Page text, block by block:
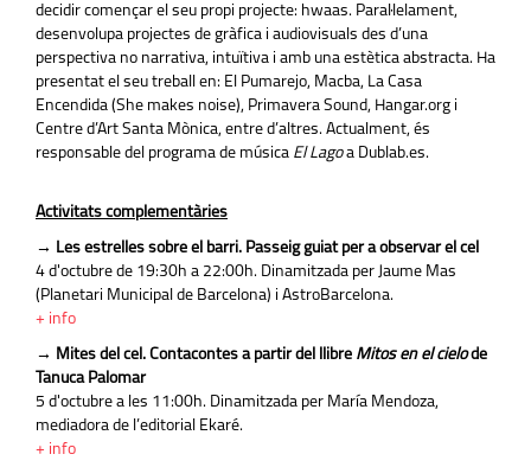
decidir començar el seu propi projecte: hwaas. Paral·lelament,
desenvolupa projectes de gràfica i audiovisuals des d’una
perspectiva no narrativa, intuïtiva i amb una estètica abstracta. Ha
presentat el seu treball en: El Pumarejo, Macba, La Casa
Encendida (She makes noise), Primavera Sound, Hangar.org i
Centre d’Art Santa Mònica, entre d’altres. Actualment, és
responsable del programa de música El Lagoa Dublab.es.
Activitats complementàries
→ Les estrelles sobre el barri. Passeig guiat per a observar el cel
4 d'octubre de 19:30h a 22:00h. Dinamitzada per Jaume Mas
(Planetari Municipal de Barcelona) i AstroBarcelona.
+ info
→ Mites del cel. Contacontes a partir del llibre Mitos en el cielode
Tanuca Palomar
5 d'octubre a les 11:00h. Dinamitzada per María Mendoza,
mediadora de l’editorial Ekaré.
+ info